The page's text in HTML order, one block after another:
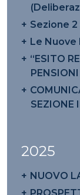
Sezione
Le Nuove
“ESITO
SEZIONE
2025
NUOVO